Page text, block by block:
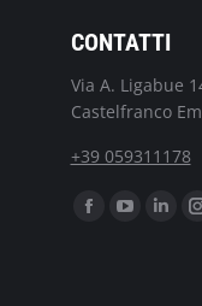
CONTATTI
Via A. Ligabue
Castelfranco
+39 059311178
Ci puoi trovare
Facebook
YouTube